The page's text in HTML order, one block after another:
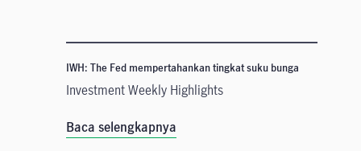
IWH: The Fed mempertahankan tingkat suku bunga
Investment Weekly Highlights
Baca selengkapnya